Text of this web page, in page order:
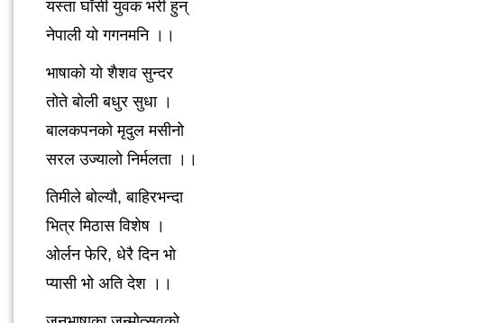
यस्ता घाँसी युवक भरी हुन्
नेपाली यो गगनमनि ।।
भाषाको यो शैशव सुन्दर
तोते बोली बधुर सुधा ।
बालकपनको मृदुल मसीनो
सरल उज्यालो निर्मलता ।।
तिमीले बोल्यौ, बाहिरभन्दा
भित्र मिठास विशेष ।
ओर्लन फेरि, धेरै दिन भो
प्यासी भो अति देश ।।